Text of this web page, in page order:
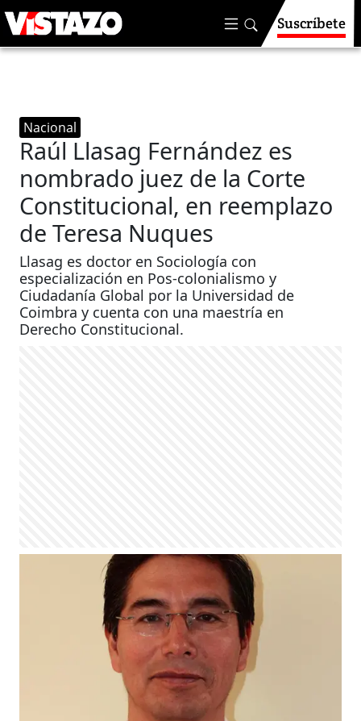
Suscríbete
Nacional
Raúl Llasag Fernández es
nombrado juez de la Corte
Constitucional, en reemplazo
de Teresa Nuques
Llasag es doctor en Sociología con
especialización en Pos-colonialismo y
Ciudadanía Global por la Universidad de
Coimbra y cuenta con una maestría en
Derecho Constitucional.